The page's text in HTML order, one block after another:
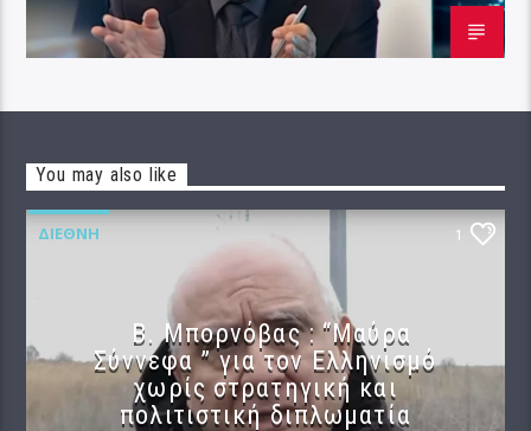
You may also like
ΔΙΕΘΝΉ 1
B. Μπορνόβας : “Μαύρα
Σύννεφα ” για τον Ελληνισμό
χωρίς στρατηγική και
πολιτιστική διπλωματία